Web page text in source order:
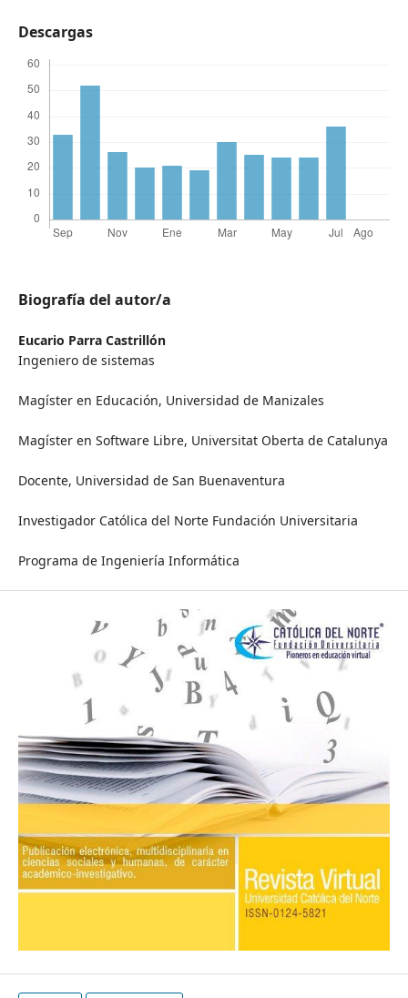
Descargas
Biografía del autor/a
Eucario Parra Castrillón
Ingeniero de sistemas
Magíster en Educación, Universidad de Manizales
Magíster en Software Libre, Universitat Oberta de Catalunya
Docente, Universidad de San Buenaventura
Investigador Católica del Norte Fundación Universitaria
Programa de Ingeniería Informática